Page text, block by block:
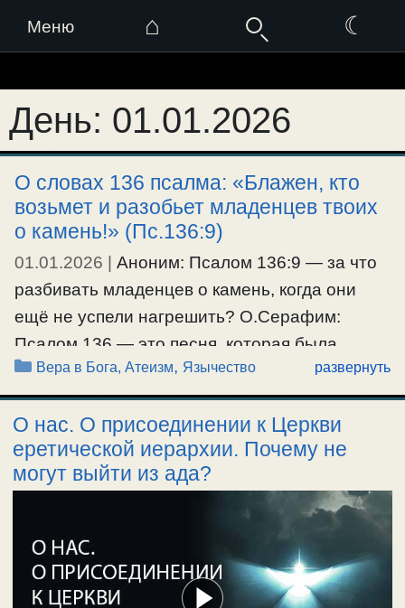
Меню ⌂ ☾
к
содержимому
День: 01.01.2026
О словах 136 псалма: «Блажен, кто
возьмет и разобьет младенцев твоих
о камень!» (Пс.136:9)
01.01.2026 | Аноним: Псалом 136:9 — за что
разбивать младенцев о камень, когда они
ещё не успели нагрешить? О.Серафим:
Псалом 136 — это песня, которая была
сочинена народом иудейским. В ней
вспоминается то, как их родина была
разрушена, огромная масса народа вместе с
детьми и младенцами уничтожена
вавилонянами; народ был забран в плен и
Ещё…
#язычество
Рубрики
Вера в Бога, Атеизм, Язычество развернуть
О нас. О присоединении к Церкви
еретической иерархии. Почему не
могут выйти из ада?